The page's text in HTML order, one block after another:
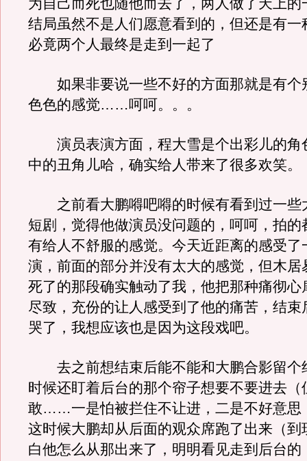
为自己而死也随他而去了，两人做了天上的
结局虽然不是人们愿意看到的，但还是有一
必竟两个人最终是走到一起了
如果非要说一些不好的方面那就是有个
色色的感觉……呵呵。。。
演员表演方面，程大雪是个出彩儿的角
中的丑角儿哈，确实给人带来了很多欢笑。
之前看大鹏嘚吧嘚的时候有看到过一些
短剧，觉得他做演员没问题的，呵呵，拍的
有给人不舒服的感觉。今天近距离的感受了
演，前面的部分并没有太大的感觉，但木居
死了的那段确实触动了我，他把那种痛彻心
尽致，充份的让人感受到了他的痛苦，结束
哭了，我想应该也是因为这段戏吧。
去之前想结束后能不能和大鹏合影留个
时候还盯着后台的那个帘子想要不要进去（
敢……一是怕被拦住不让进，二是不好意思
这时候大鹏却从后面的观众席跑了出来（到
白他怎么从那出来了，明明看见走到后台的